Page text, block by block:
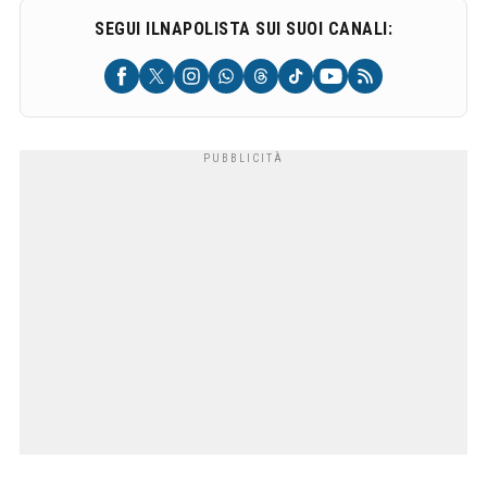
SEGUI ILNAPOLISTA SUI SUOI CANALI: